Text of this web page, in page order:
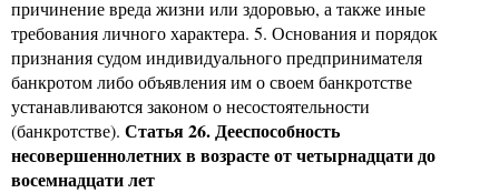
причинение вреда жизни или здоровью, а также иные
требования личного характера. 5. Основания и порядок
признания судом индивидуального предпринимателя
банкротом либо объявления им о своем банкротстве
устанавливаются законом о несостоятельности
(банкротстве). Статья 26. Дееспособность
несовершеннолетних в возрасте от четырнадцати до
восемнадцати лет